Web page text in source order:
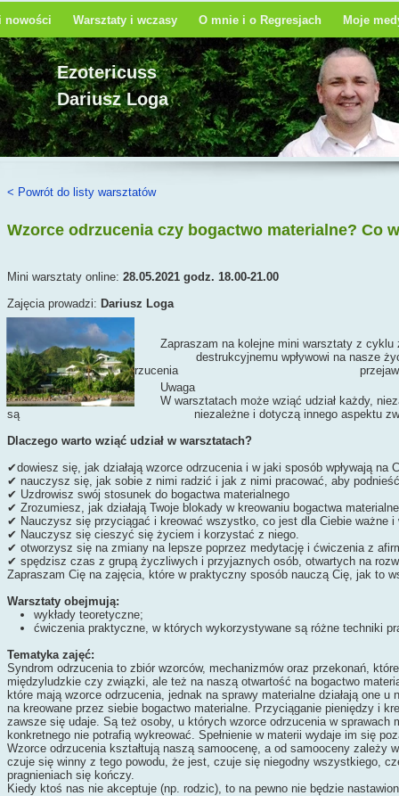
nowości Warsztaty i wczasy O mnie i o Regresjach Moje
Ezotericuss
Dariusz Loga
< Powrót do listy warsztatów
Wzorce odrzucenia czy bogactwo materialne? Co
Mini warsztaty online: 28.05.2021 godz. 18.00-21.00
Zajęcia prowadzi: Dariusz Loga
Zapraszam na kolejne mini warsztaty z
destrukcyjnemu wpływowi na nasze życie. Na
pracować z wzorcami odrzucenia przejawiającymi się w
Uwaga
W warsztatach może wziąć udział każdy, niezależnie od
są niezależne i dotyczą innego aspektu związanego
Dlaczego warto wziąć udział w warsztatach?
✔dowiesz się, jak działają wzorce odrzucenia i w jaki sposób wpływają na
✔ nauczysz się, jak sobie z nimi radzić i jak z nimi pracować, aby
✔ Uzdrowisz swój stosunek do bogactwa materialnego
✔ Zrozumiesz, jak działają Twoje blokady w kreowaniu bogactwa
✔ Nauczysz się przyciągać i kreować wszystko, co jest dla Ciebie ważne i
✔ Nauczysz się cieszyć się życiem i korzystać z niego.
✔ otworzysz się na zmiany na lepsze poprzez medytację i ćwiczenia z
✔ spędzisz czas z grupą życzliwych i przyjaznych osób, otwartych na
Zapraszam Cię na zajęcia, które w praktyczny sposób nauczą Cię, jak to
Warsztaty obejmują:
wykłady teoretyczne;
ćwiczenia praktyczne, w których wykorzystywane są różne techniki
Tematyka zajęć:
Syndrom odrzucenia to zbiór wzorców, mechanizmów oraz przekonań,
międzyludzkie czy związki, ale też na naszą otwartość na bogactwo
które mają wzorce odrzucenia, jednak na sprawy materialne działają one
na kreowane przez siebie bogactwo materialne. Przyciąganie pieniędzy i
zawsze się udaje. Są też osoby, u których wzorce odrzucenia w
konkretnego nie potrafią wykreować. Spełnienie w materii wydaje im się
Wzorce odrzucenia kształtują naszą samoocenę, a od samooceny
czuje się winny z tego powodu, że jest, czuje się niegodny wszystkiego,
pragnieniach się kończy.
Kiedy ktoś nas nie akceptuje (np. rodzic), to na pewno nie będzie